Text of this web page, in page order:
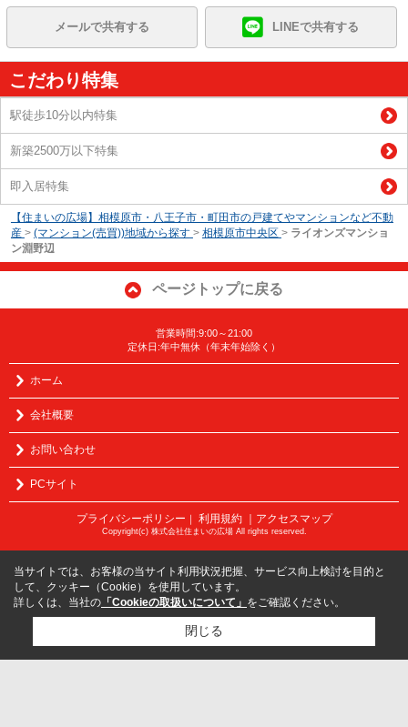
メールで共有する LINEで共有する
こだわり特集
駅徒歩10分以内特集
新築2500万以下特集
即入居特集
【住まいの広場】相模原市・八王子市・町田市の戸建てやマンションなど不動
産 > (マンション(売買))地域から探す > 相模原市中央区 > ライオンズマンショ
ン淵野辺
ページトップに戻る
営業時間:9:00～21:00
定休日:年中無休（年末年始除く）
ホーム
会社概要
お問い合わせ
PCサイト
プライバシーポリシー 利用規約 ｜アクセスマップ
Copyright(c) 株式会社住まいの広場 All rights reserved.
当サイトでは、お客様の当サイト利用状況把握、サービス向上検討を目的と
して、クッキー（Cookie）を使用しています。
詳しくは、当社の 「Cookieの取扱いについて」 をご確認ください。
閉じる